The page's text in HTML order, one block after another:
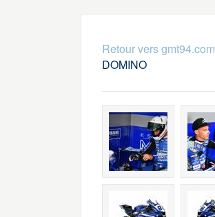
Retour vers gmt94.com
DOMINO